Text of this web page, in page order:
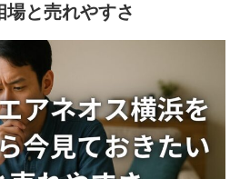
と売れやすさ